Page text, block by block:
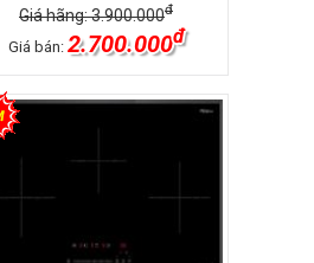
Giá hãng: 3.900.000đ
Giá bán: 2.700.000đ